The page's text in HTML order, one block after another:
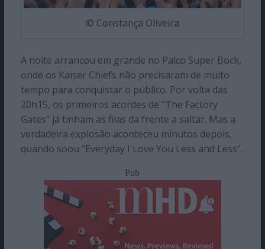
© Constança Oliveira
A noite arrancou em grande no Palco Super Bock,
onde os Kaiser Chiefs não precisaram de muito
tempo para conquistar o público. Por volta das
20h15, os primeiros acordes de “The Factory
Gates” já tinham as filas da frente a saltar. Mas a
verdadeira explosão aconteceu minutos depois,
quando soou “Everyday I Love You Less and Less”.
Pub